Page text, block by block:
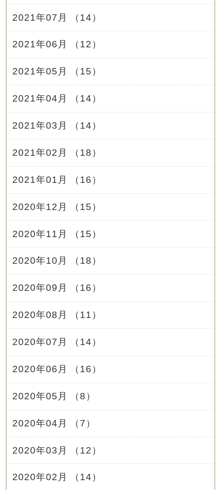
2021年07月 （14）
2021年06月 （12）
2021年05月 （15）
2021年04月 （14）
2021年03月 （14）
2021年02月 （18）
2021年01月 （16）
2020年12月 （15）
2020年11月 （15）
2020年10月 （18）
2020年09月 （16）
2020年08月 （11）
2020年07月 （14）
2020年06月 （16）
2020年05月 （8）
2020年04月 （7）
2020年03月 （12）
2020年02月 （14）